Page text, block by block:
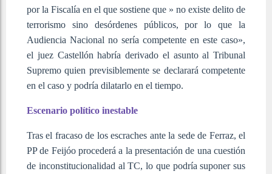
por la Fiscalía en el que sostiene que » no existe delito de
terrorismo sino desórdenes públicos, por lo que la
Audiencia Nacional no sería competente en este caso»,
el juez Castellón habría derivado el asunto al Tribunal
Supremo quien previsiblemente se declarará competente
en el caso y podría dilatarlo en el tiempo.
Escenario político inestable
Tras el fracaso de los escraches ante la sede de Ferraz, el
PP de Feijóo procederá a la presentación de una cuestión
de inconstitucionalidad al TC, lo que podría suponer sus